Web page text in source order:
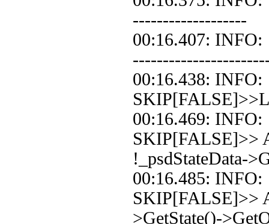
-------------------
00:16.407:
00:16.438:
00:16.469:
SKIP[FALSE]>>
!_psdStateData-
00:16.485:
SKIP[FALSE]>>
>GetState()-